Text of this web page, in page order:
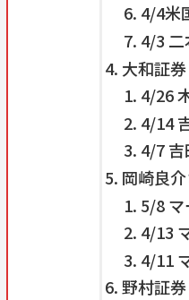
4/4米
4/3
大和証券
4/26
4/14
4/7
岡崎良
5/8
4/13
4/11
野村証券